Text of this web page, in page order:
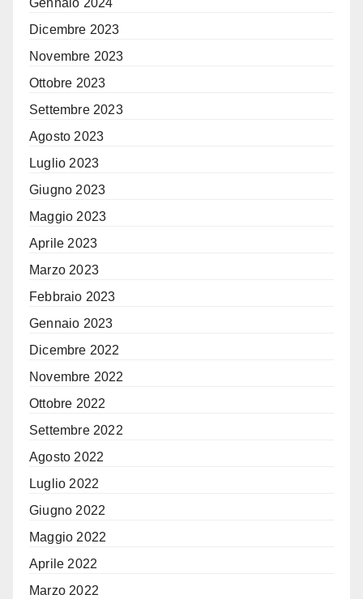
Gennaio 2024
Dicembre 2023
Novembre 2023
Ottobre 2023
Settembre 2023
Agosto 2023
Luglio 2023
Giugno 2023
Maggio 2023
Aprile 2023
Marzo 2023
Febbraio 2023
Gennaio 2023
Dicembre 2022
Novembre 2022
Ottobre 2022
Settembre 2022
Agosto 2022
Luglio 2022
Giugno 2022
Maggio 2022
Aprile 2022
Marzo 2022